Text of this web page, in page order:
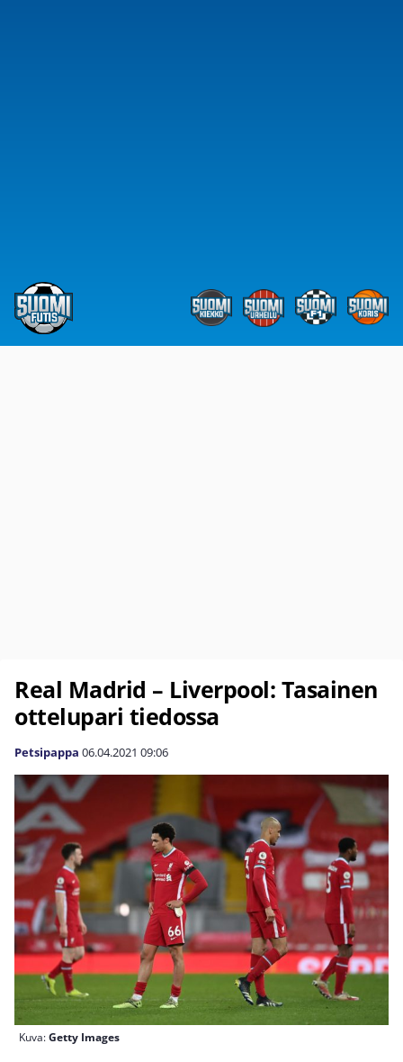
Real Madrid – Liverpool: Tasainen
ottelupari tiedossa
Petsipappa 06.04.2021 09:06
Kuva:Getty Images